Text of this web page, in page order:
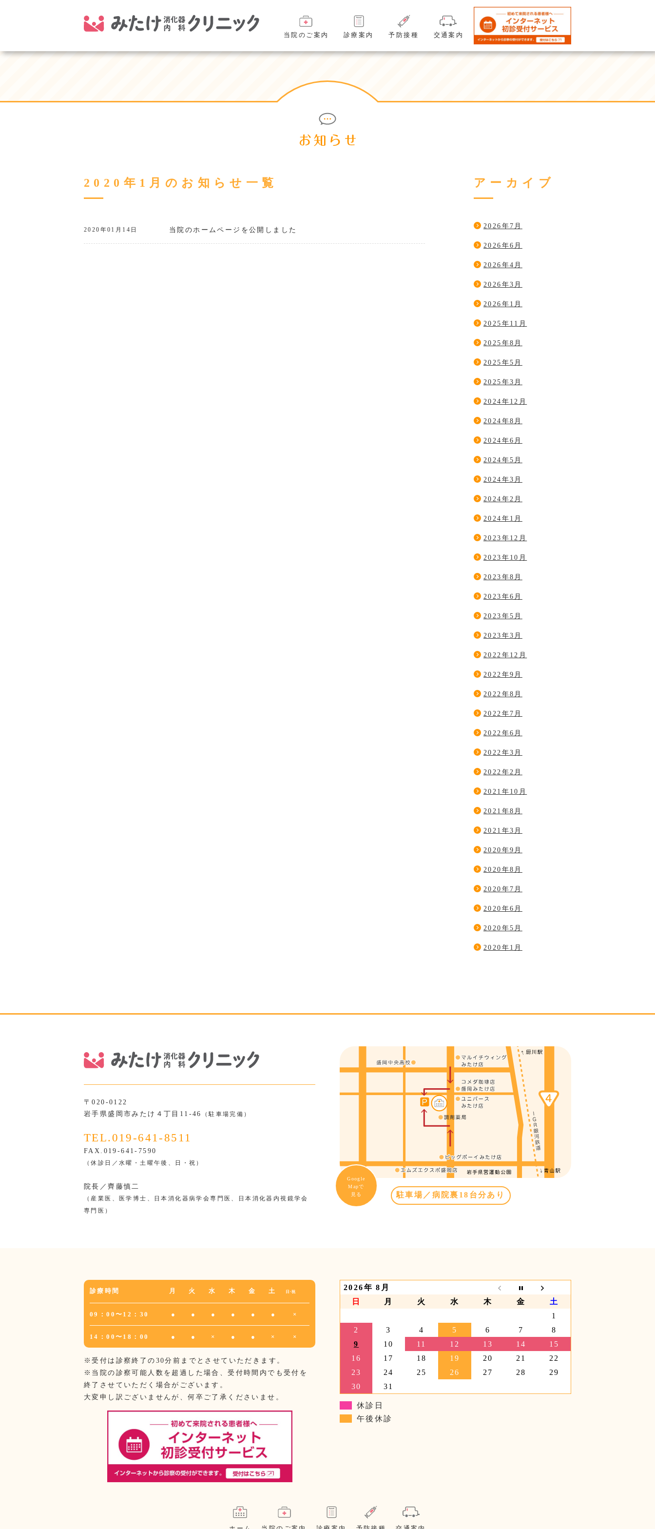
当院のご案内 診療案内 予防接種 交通案内
2020年1月のお知らせ一覧
2020年01月14日 当院のホームページを公開しました
アーカイブ
2026年7月
2026年6月
2026年4月
2026年3月
2026年1月
2025年11月
2025年8月
2025年5月
2025年3月
2024年12月
2024年8月
2024年6月
2024年5月
2024年3月
2024年2月
2024年1月
2023年12月
2023年10月
2023年8月
2023年6月
2023年5月
2023年3月
2022年12月
2022年9月
2022年8月
2022年7月
2022年6月
2022年3月
2022年2月
2021年10月
2021年8月
2021年3月
2020年9月
2020年8月
2020年7月
2020年6月
2020年5月
2020年1月
〒020-0122
岩手県盛岡市みたけ４丁目11-46
（駐車場完備）
TEL.019-641-8511
FAX.019-641-7590
（休診日／水曜・土曜午後、日・祝）
院長／齊藤慎二
（産業医、医学博士、日本消化器病学会専門医、日本消化器内視鏡学会
専門医）
Google
Mapで
見る
駐車場／病院裏18台分あり
診療時間 月 火 水 木 金 土 日・祝
09：00〜12：30 ● ● ● ● ● ● ×
14：00〜18：00 ● ● × ● ● × ×
※受付は診察終了の30分前までとさせていただきます。
※当院の診察可能人数を超過した場合、受付時間内でも受付を
終了させていただく場合がございます。
大変申し訳ございませんが、何卒ご了承くださいませ。
2026年 8月
日
月 火 水 木 金
土
1
2
3 4 5 6 7
8
9
10 11 12 13 14
15
16
17 18 19 20 21
22
23
24 25 26 27 28
29
30
31
休診日
午後休診